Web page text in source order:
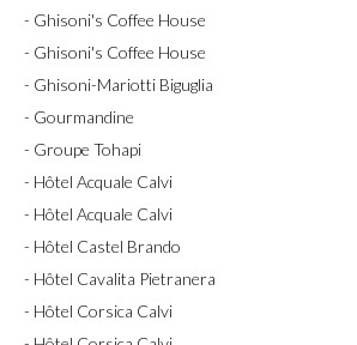
- Ghisoni's Coffee House
- Ghisoni's Coffee House
- Ghisoni-Mariotti Biguglia
- Gourmandine
- Groupe Tohapi
- Hôtel Acquale Calvi
- Hôtel Acquale Calvi
- Hôtel Castel Brando
- Hôtel Cavalita Pietranera
- Hôtel Corsica Calvi